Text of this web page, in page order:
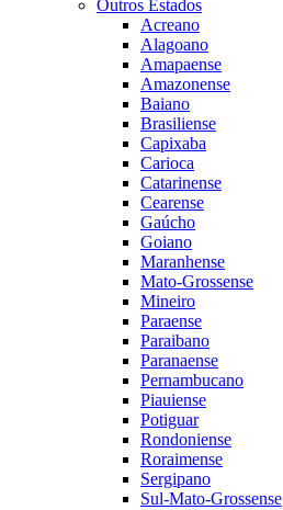
Outros Estados
Acreano
Alagoano
Amapaense
Amazonense
Baiano
Brasiliense
Capixaba
Carioca
Catarinense
Cearense
Gaúcho
Goiano
Maranhense
Mato-Grossense
Mineiro
Paraense
Paraibano
Paranaense
Pernambucano
Piauiense
Potiguar
Rondoniense
Roraimense
Sergipano
Sul-Mato-Grossense